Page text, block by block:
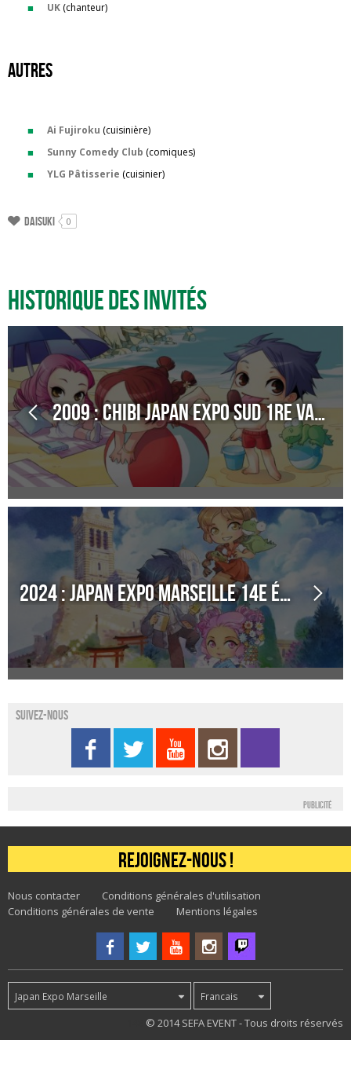
UK (chanteur)
AUTRES
Ai Fujiroku (cuisinière)
Sunny Comedy Club (comiques)
YLG Pâtisserie (cuisinier)
Daisuki 0
Historique des invités
2009 : Chibi Japan Expo Sud 1re Vague
2024 : Japan Expo Marseille 14e édition
Suivez-nous
Publicité
Rejoignez-nous !
Nous contacter
Conditions générales d'utilisation
Conditions générales de vente
Mentions légales
Japan Expo Marseille Francais
© 2014 SEFA EVENT - Tous droits réservés